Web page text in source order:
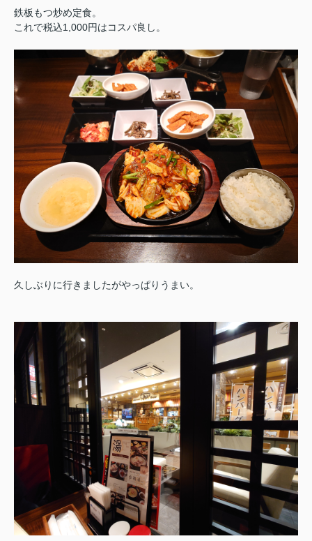
鉄板もつ炒め定食。
これで税込1,000円はコスパ良し。
久しぶりに行きましたがやっぱりうまい。